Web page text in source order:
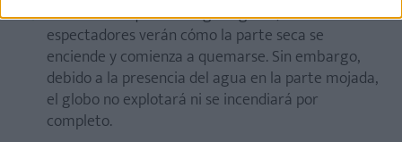
Cuando acerques el fuego al globo, los
espectadores verán cómo la parte seca se
enciende y comienza a quemarse. Sin embargo,
debido a la presencia del agua en la parte mojada,
el globo no explotará ni se incendiará por
completo.